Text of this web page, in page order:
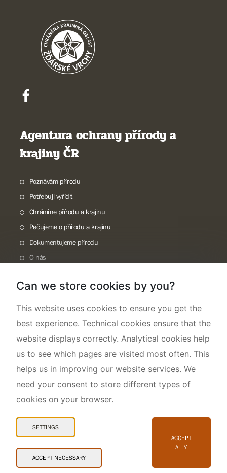
Agentura ochrany přírody a
krajiny ČR
Poznávám přírodu
Potřebuji vyřídit
Chráníme přírodu a krajinu
Pečujeme o přírodu a krajinu
Dokumentujeme přírodu
O nás
Snadné čtení
© 2026 AOPK ČR
Can we store cookies by you?
This website uses cookies to ensure you get the
best experience. Technical cookies ensure that the
website displays correctly. Analytical cookies help
us to see which pages are visited most often. This
helps us in improving our website services. We
need your consent to store different types of
cookies on your browser.
SETTINGS
ACCEPT NECESSARY
ACCEPT
ALLY